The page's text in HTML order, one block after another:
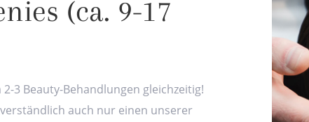
(ca. 9-17
3 Beauty-Behandlungen gleichzeitig!
auch nur einen unserer